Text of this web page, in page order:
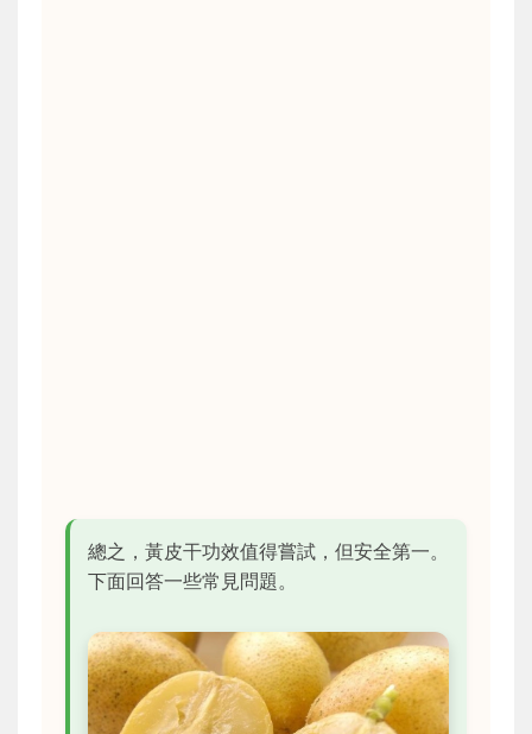
總之，黃皮干功效值得嘗試，但安全第一。
下面回答一些常見問題。